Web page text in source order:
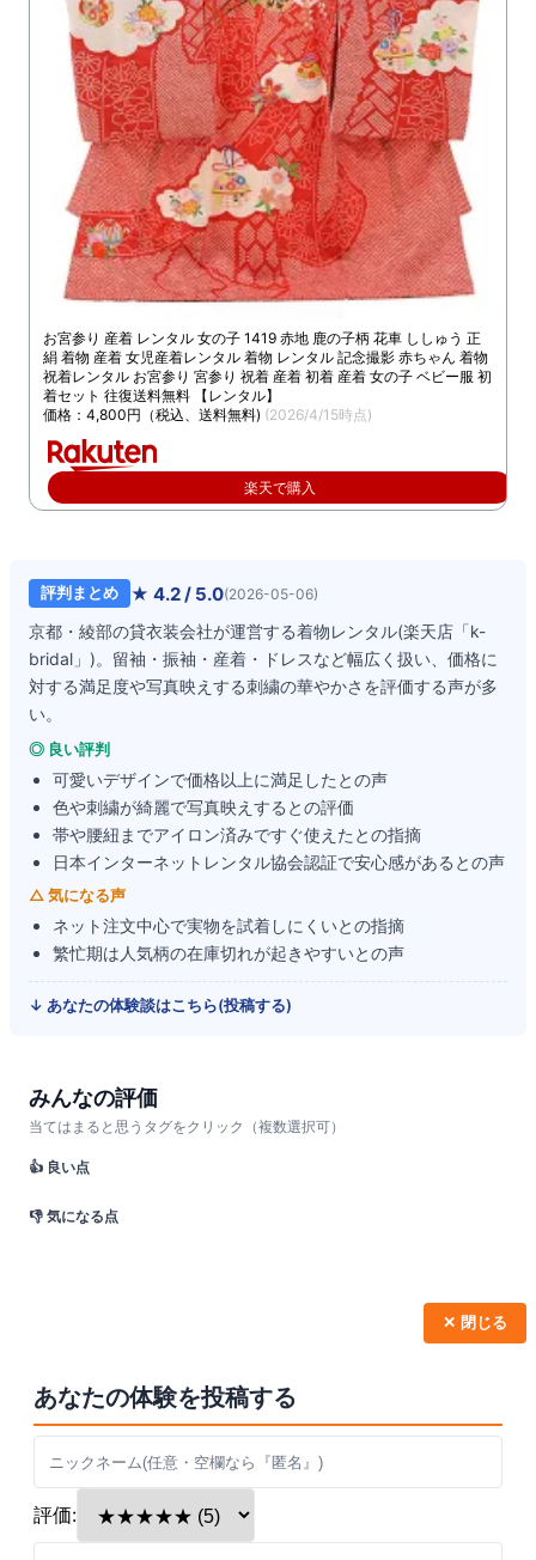
お宮参り 産着 レンタル 女の子 1419 赤地 鹿の子柄 花車 ししゅう 正
絹 着物 産着 女児産着レンタル 着物 レンタル 記念撮影 赤ちゃん 着物
祝着レンタル お宮参り 宮参り 祝着 産着 初着 産着 女の子 ベビー服 初
着セット 往復送料無料 【レンタル】
価格：4,800円（税込、送料無料) (2026/4/15時点)
楽天で購入
評判まとめ ★ 4.2/ 5.0(2026-05-06)
京都・綾部の貸衣装会社が運営する着物レンタル(楽天店「k-
bridal」)。留袖・振袖・産着・ドレスなど幅広く扱い、価格に
対する満足度や写真映えする刺繍の華やかさを評価する声が多
い。
◎ 良い評判
可愛いデザインで価格以上に満足したとの声
色や刺繍が綺麗で写真映えするとの評価
帯や腰紐までアイロン済みですぐ使えたとの指摘
日本インターネットレンタル協会認証で安心感があるとの声
△ 気になる声
ネット注文中心で実物を試着しにくいとの指摘
繁忙期は人気柄の在庫切れが起きやすいとの声
↓ あなたの体験談はこちら(投稿する)
みんなの評価
当てはまると思うタグをクリック（複数選択可）
👍 良い点
👎 気になる点
✕ 閉じる
あなたの体験を投稿する
評価: